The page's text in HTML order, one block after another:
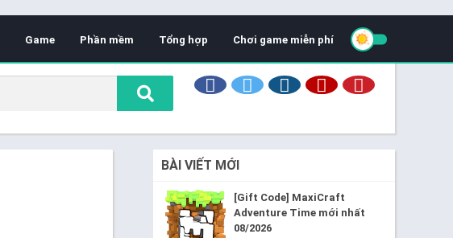
Game Phần mềm Tổng hợp Chơi game miễn phí
BÀI VIẾT MỚI
[Gift Code] MaxiCraft
Adventure Time mới nhất
08/2026